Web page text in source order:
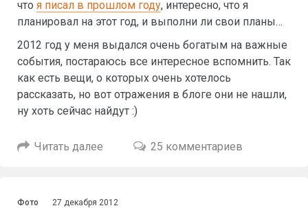
что я писал в прошлом году, интересно, что я
планировал на этот год, и выполни ли свои планы…
2012 год у меня выдался очень богатым на важные
события, постараюсь все интересное вспомнить. Так
как есть вещи, о которых очень хотелось
рассказать, но вот отражения в блоге они не нашли,
ну хоть сейчас найдут :)
Читать далее 25 комментариев
Фото 27 декабря 2012